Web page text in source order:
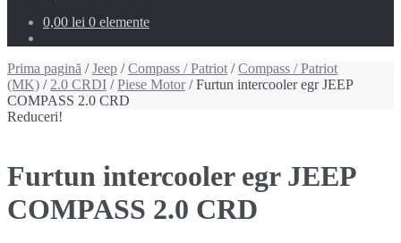
0,00 lei 0 elemente
Prima pagină /Jeep /Compass / Patriot /Compass / Patriot
(MK) / 2.0 CRDI /Piese Motor/ Furtun intercooler egr JEEP
COMPASS 2.0 CRD
Reduceri!
Furtun intercooler egr JEEP
COMPASS 2.0 CRD